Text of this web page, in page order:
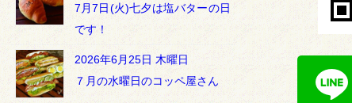
7月7日(火)七夕は塩バターの日
です！
2026年6月25日 木曜日
７月の水曜日のコッペ屋さん